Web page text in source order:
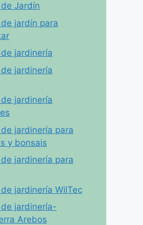
Jardín
jardín para
jardinería
jardinería
jardinería
jardinería para
y bonsais
jardinería para
jardinería WilTec
jardinería-
Arebos